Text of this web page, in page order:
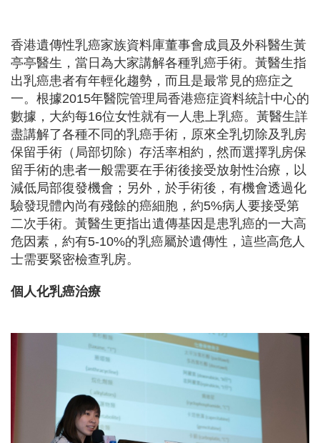
香港遺傳性乳癌家族資料庫董事會成員及外科醫生黃
亭亭醫生，當日為大家講解各種乳癌手術。黃醫生指
出乳癌患者有年輕化趨勢，而且是最常見的癌症之
一。根據2015年醫院管理局香港癌症資料統計中心的
數據，大約每16位女性就有一人患上乳癌。黃醫生詳
盡講解了各種不同的乳癌手術，原來全乳切除及乳房
保留手術（局部切除）存活率相約，然而選擇乳房保
留手術的患者一般需要在手術後接受放射性治療，以
減低局部復發機會；另外，於手術後，有機會透過化
驗發現體內尚有殘餘的癌細胞，約5%病人要接受第
二次手術。黃醫生更指出遺傳基因是患乳癌的一大高
危因素，約有5-10%的乳癌屬於遺傳性，這些高危人
士需要緊密檢查乳房。
個人化乳癌治療